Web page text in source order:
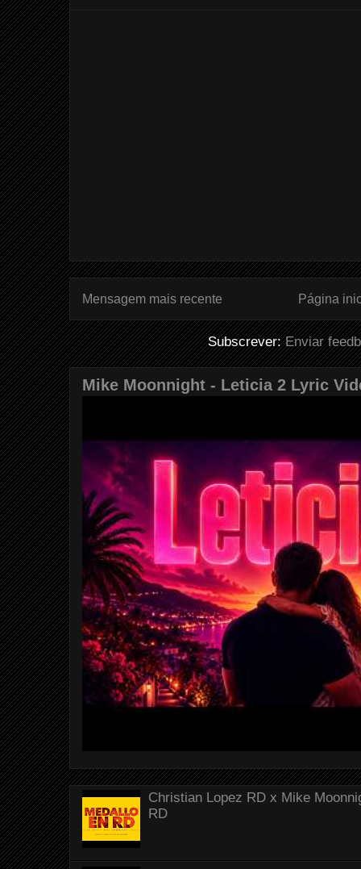
Mensagem mais recente Página
Subscrever:Enviar
Mike Moonnight - Leticia 2 Lyric
Christian Lopez RD x Mike
RD